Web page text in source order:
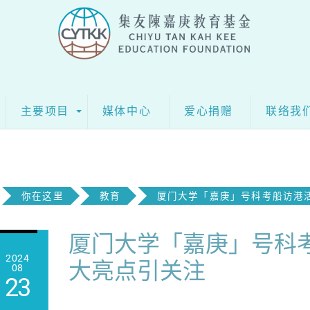
主要项目 媒体中心 爱心捐赠 联络我
你在这里 教育 厦门大学「嘉庚」号科考船访港
2024
08
23
厦门大学「嘉庚」号科
大亮点引关注